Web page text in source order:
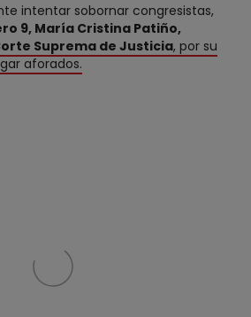
intentar sobornar congresistas,
9, María Cristina Patiño,
Suprema de Justicia, por su
aforados.